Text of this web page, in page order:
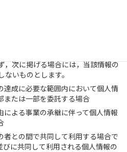
，次に掲げる場合には，当該情報の
いものとします。
達成に必要な範囲内において個人情
または一部を委託する場合
による事業の承継に伴って個人情報
者との間で共同して利用する場合で
びに共同して利用される個人情報の